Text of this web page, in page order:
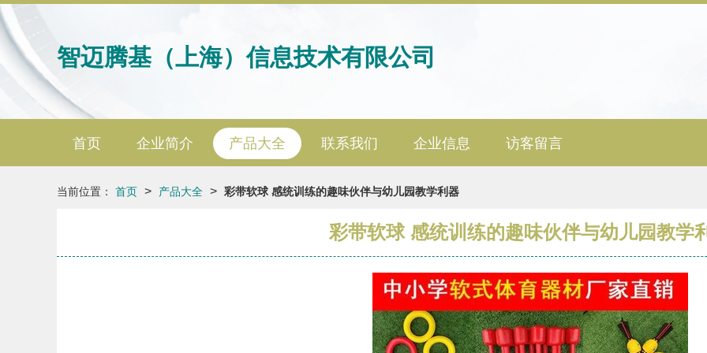
智迈腾基（上海）信息技术有限公司
首页 企业简介 产品大全 联系我们 企业信息 访客留言
当前位置： 首页 > 产品大全 > 彩带软球 感统训练的趣味伙伴与幼儿园教学利器
彩带软球 感统训练的趣味伙伴与幼儿园教学